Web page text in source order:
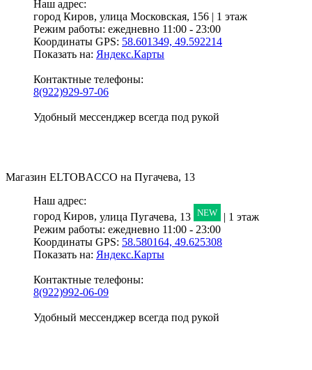
Наш адрес:
город Киров, улица Московская, 156 | 1 этаж
Режим работы: ежедневно 11:00 - 23:00
Координаты GPS: 58.601349, 49.592214
Показать на: Яндекс.Карты
Контактные телефоны:
8(922)929-97-06
Удобный мессенджер всегда под рукой
Магазин ELTOBACCO на Пугачева, 13
Наш адрес:
город Киров, улица Пугачева, 13 NEW
| 1 этаж
Режим работы: ежедневно 11:00 - 23:00
Координаты GPS: 58.580164, 49.625308
Показать на: Яндекс.Карты
Контактные телефоны:
8(922)992-06-09
Удобный мессенджер всегда под рукой